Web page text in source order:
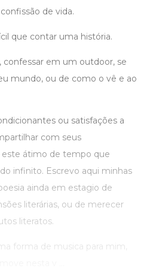
de vida.
que contar uma história.
confessar em um outdoor, se
mundo, ou de como o vê e ao
ou satisfações a
com seus
este átimo de tempo que
infinito. Escrevo aqui minhas
ainda em estagio de
literárias, ou de merecer
literatos.
forma de musica para mim,